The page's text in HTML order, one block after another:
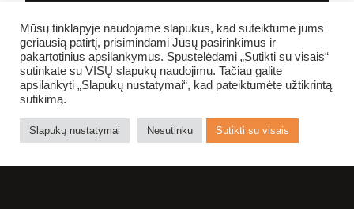
Mūsų tinklapyje naudojame slapukus, kad suteiktume jums
geriausią patirtį, prisimindami Jūsų pasirinkimus ir
pakartotinius apsilankymus. Spustelėdami „Sutikti su visais“
sutinkate su VISŲ slapukų naudojimu. Tačiau galite
apsilankyti „Slapukų nustatymai“, kad pateiktumėte užtikrintą
sutikimą.
Slapukų nustatymai Nesutinku Sutikti su visais